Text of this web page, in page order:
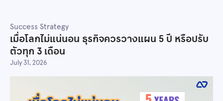
Success Strategy
เมื่อโลกไม่แน่นอน ธุรกิจควรวางแผน 5 ปี หรือปรับ
ตัวทุก 3 เดือน
July 31, 2026